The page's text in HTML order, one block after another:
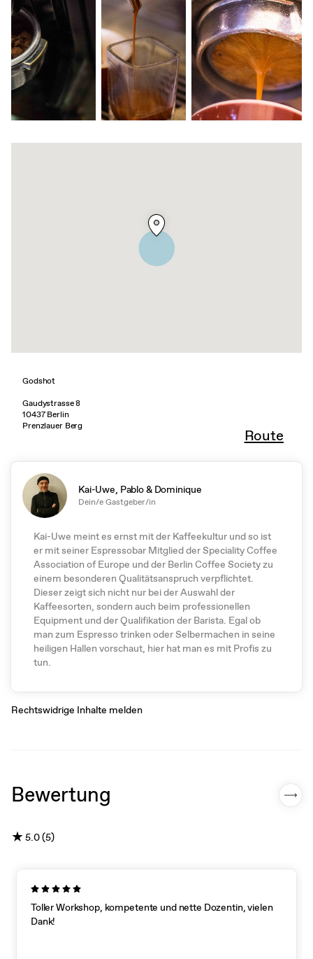
Godshot
Gaudystrasse 8
10437 Berlin
Prenzlauer Berg
Route
Kai-Uwe, Pablo & Dominique
Dein/e Gastgeber/in
Kai-Uwe meint es ernst mit der Kaffeekultur und so ist
er mit seiner Espressobar Mitglied der Speciality Coffee
Association of Europe und der Berlin Coffee Society zu
einem besonderen Qualitätsanspruch verpflichtet.
Dieser zeigt sich nicht nur bei der Auswahl der
Kaffeesorten, sondern auch beim professionellen
Equipment und der Qualifikation der Barista. Egal ob
man zum Espresso trinken oder Selbermachen in seine
heiligen Hallen vorschaut, hier hat man es mit Profis zu
tun.
Rechtswidrige Inhalte melden
Bewertung
★5.0 (5)
Toller Workshop, kompetente und nette Dozentin, vielen
Dank!